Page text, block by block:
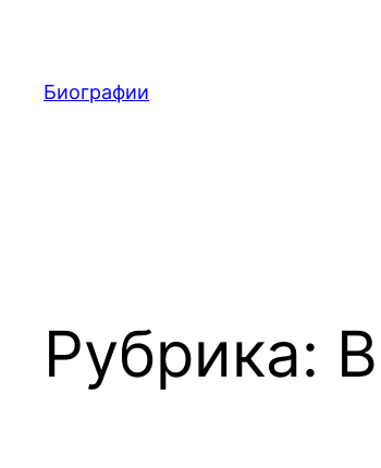
содержимому
Биографии
Рубрика: